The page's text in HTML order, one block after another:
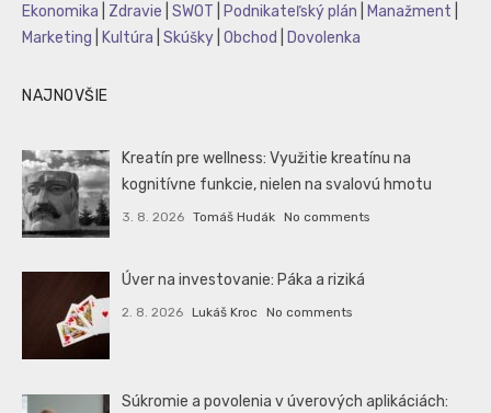
Ekonomika
Zdravie SWOT Podnikateľský plán Manažment
Marketing
Kultúra Skúšky Obchod Dovolenka
NAJNOVŠIE
Kreatín pre wellness: Využitie kreatínu na
kognitívne funkcie, nielen na svalovú hmotu
3. 8. 2026 Tomáš Hudák No comments
Úver na investovanie: Páka a riziká
2. 8. 2026 Lukáš Kroc No comments
Súkromie a povolenia v úverových aplikáciách: